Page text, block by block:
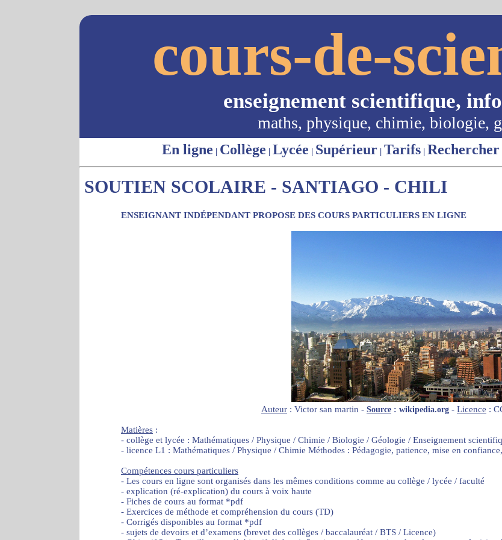
cours-de-
enseignement scientifique,
maths, physique, chimie, biologie,
En ligne | Collège | Lycée | Supérieur | Tarifs | Rechercher
SOUTIEN SCOLAIRE - SANTIAGO - CHILI
ENSEIGNANT INDÉPENDANT PROPOSE DES COURS PARTICULIERS EN LIGNE
Auteur : Victor san martin - Source : wikipedia.org - Licence :
Matières :
- collège et lycée : Mathématiques / Physique / Chimie / Biologie / Géologie / Enseignement
- licence L1 : Mathématiques / Physique / Chimie Méthodes : Pédagogie, patience, mise en
Compétences cours particuliers
- Les cours en ligne sont organisés dans les mêmes conditions comme au collège / lycée / faculté
- explication (ré-explication) du cours à voix haute
- Fiches de cours au format *pdf
- Exercices de méthode et compréhension du cours (TD)
- Corrigés disponibles au format *pdf
- sujets de devoirs et d’examens (brevet des collèges / baccalauréat / BTS / Licence)